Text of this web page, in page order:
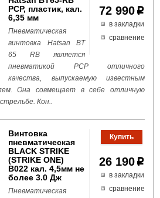
72 990 p
в закладки
сравнение
PCP, пластик, кал.
6,35 мм
Пневматическая
винтовка Hatsan BT
65 RB является
пневматикой PCP отличного
качества, выпускаемую известным
Она совмещает в себе отличную
Кон..
26 190 p
в закладки
сравнение
Винтовка
пневматическая
BLACK STRIKE
(STRIKE ONE)
B022 кал. 4,5мм не
более 3.0 Дж
Пневматическая